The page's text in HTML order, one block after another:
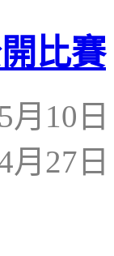
比賽
月10
月27日